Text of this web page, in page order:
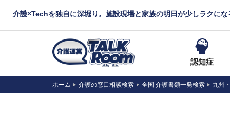
介護×Techを独自に深堀り。施設現場と家族の明日が少しラクに
認知症
ホーム 介護の窓口相談検索 全国 介護書類一発検索 九州